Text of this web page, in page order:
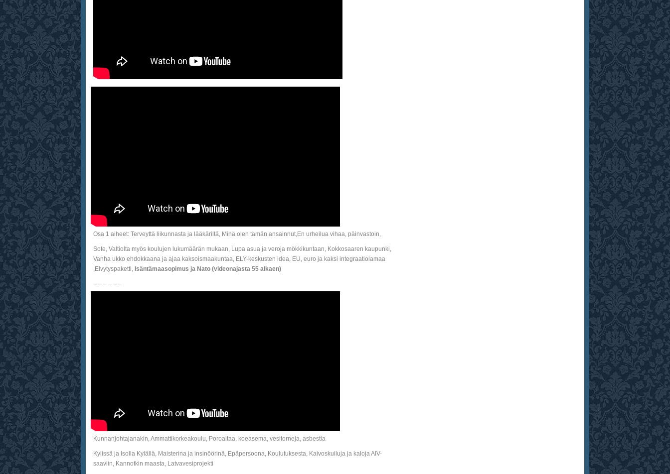
Osa 1 aiheet: Terveyttä liikunnasta ja lääkäriltä, Minä olen tämän ansainnut,En urheilua vihaa, päinvastoin,
Sote, Valtiolta myös koulujen lukumäärän mukaan, Lupa asua ja veroja mökkikuntaan, Kokkosaaren kaupunki,
Vanha ukko ehdokkaana ja ajaa kaksoismaakuntaa, ELY-keskusten idea, EU, euro ja kaksi integraatiolamaa
,Elvytyspaketti, Isäntämaasopimus ja Nato (videonajasta 55 alkaen)
– – – – – –
Kunnanjohtajanakin, Ammattikorkeakoulu, Poroaitaa, koeasema, vesitorneja, asbestia
Kylissä ja Isolla Kylällä, Maisterina ja insinöörinä, Epäpersoona, Koulutuksesta, Kaivoskuiluja ja kaloja AIV-
saaviin, Kannotkin maasta, Latvavesiprojekti